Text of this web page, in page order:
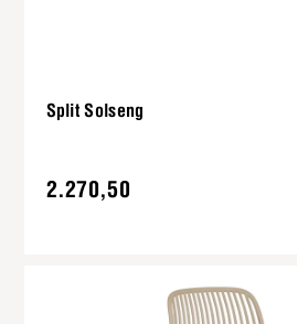
Split Solseng
2.270,50